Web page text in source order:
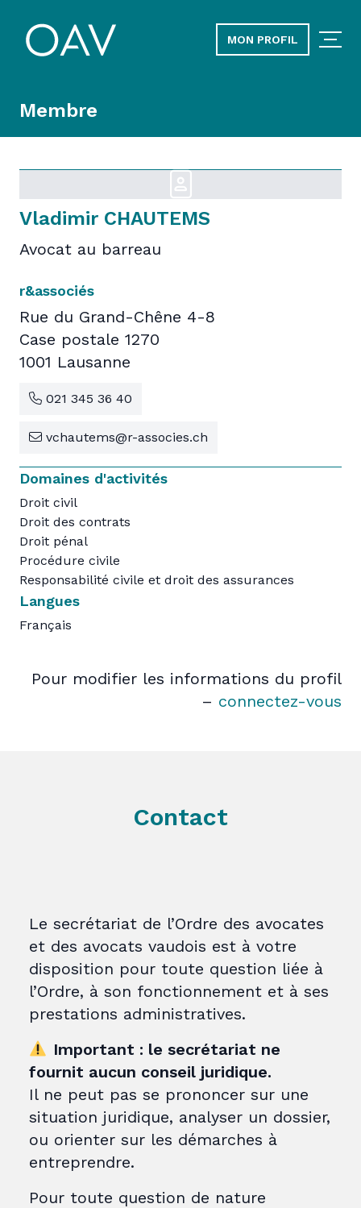
MON PROFIL
Membre
Vladimir CHAUTEMS
Avocat au barreau
r&associés
Rue du Grand-Chêne 4-8
Case postale 1270
1001 Lausanne
021 345 36 40
vchautems@r-associes.ch
Domaines d'activités
Droit civil
Droit des contrats
Droit pénal
Procédure civile
Responsabilité civile et droit des assurances
Langues
Français
Pour modifier les informations du profil
– connectez-vous
Contact
Le secrétariat de l’Ordre des avocates
et des avocats vaudois est à votre
disposition pour toute question liée à
l’Ordre, à son fonctionnement et à ses
prestations administratives.
Important : le secrétariat ne
fournit aucun conseil juridique.
Il ne peut pas se prononcer sur une
situation juridique, analyser un dossier,
ou orienter sur les démarches à
entreprendre.
Pour toute question de nature